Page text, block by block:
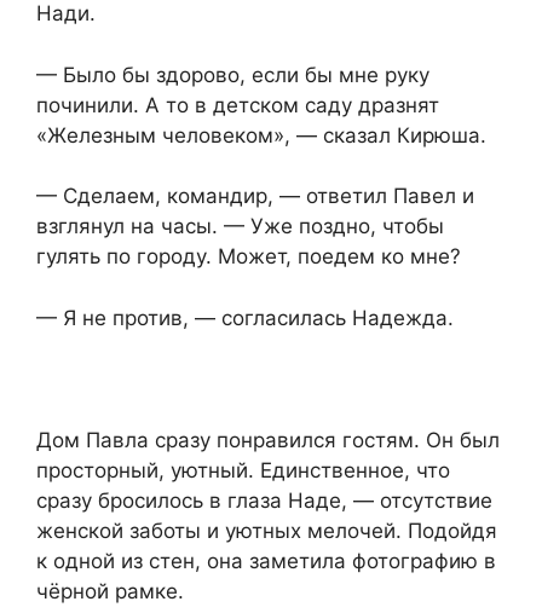
Нади.
— Было бы здорово, если бы мне руку
починили. А то в детском саду дразнят
«Железным человеком», — сказал Кирюша.
— Сделаем, командир, — ответил Павел и
взглянул на часы. — Уже поздно, чтобы
гулять по городу. Может, поедем ко мне?
— Я не против, — согласилась Надежда.
Дом Павла сразу понравился гостям. Он был
просторный, уютный. Единственное, что
сразу бросилось в глаза Наде, — отсутствие
женской заботы и уютных мелочей. Подойдя
к одной из стен, она заметила фотографию в
чёрной рамке.